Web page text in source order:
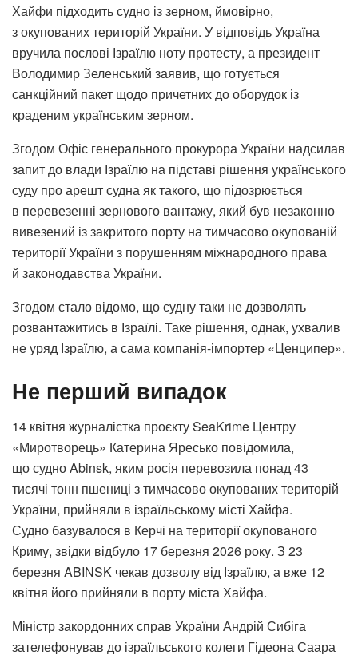
Хайфи підходить судно із зерном, ймовірно,
з окупованих територій України. У відповідь Україна
вручила послові Ізраїлю ноту протесту, а президент
Володимир Зеленський заявив, що готується
санкційний пакет щодо причетних до оборудок із
краденим українським зерном.
Згодом Офіс генерального прокурора України надсилав
запит до влади Ізраїлю на підставі рішення українського
суду про арешт судна як такого, що підозрюється
в перевезенні зернового вантажу, який був незаконно
вивезений із закритого порту на тимчасово окупованій
території України з порушенням міжнародного права
й законодавства України.
Згодом стало відомо, що судну таки не дозволять
розвантажитись в Ізраїлі. Таке рішення, однак, ухвалив
не уряд Ізраїлю, а сама компанія-імпортер «Ценципер».
Не перший випадок
14 квітня журналістка проєкту SeaKrime Центру
«Миротворець» Катерина Яресько повідомила,
що судно Abinsk, яким росія перевозила понад 43
тисячі тонн пшениці з тимчасово окупованих територій
України, прийняли в ізраїльському місті Хайфа.
Судно базувалося в Керчі на території окупованого
Криму, звідки відбуло 17 березня 2026 року. З 23
березня ABINSK чекав дозволу від Ізраїлю, а вже 12
квітня його прийняли в порту міста Хайфа.
Міністр закордонних справ України Андрій Сибіга
зателефонував до ізраїльського колеги Гідеона Саара